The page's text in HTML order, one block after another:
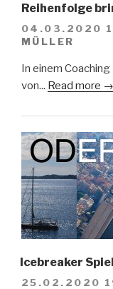
Reihenfolge
04.03.2020
MÜLLER
In einem
von... Read more →
Icebreaker
25.02.2020